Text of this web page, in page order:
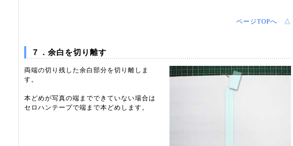
ページTOPへ △
７．余白を切り離す
両端の切り残した余白部分を切り離しま
す。
本どめが写真の端までできていない場合は
セロハンテープで端まで本どめします。